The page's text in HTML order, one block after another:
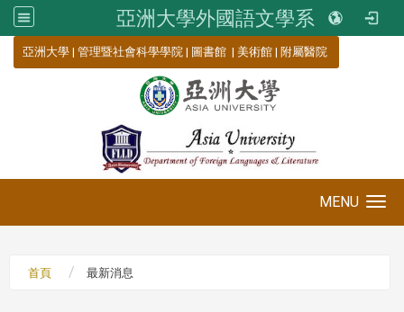
亞洲大學外國語文學系
亞洲大學 | 管理暨社會科學學院 | 圖書館 | 美術館 | 附屬醫院
MENU
首頁 最新消息